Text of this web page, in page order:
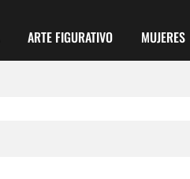
ARTE FIGURATIVO MUJERES